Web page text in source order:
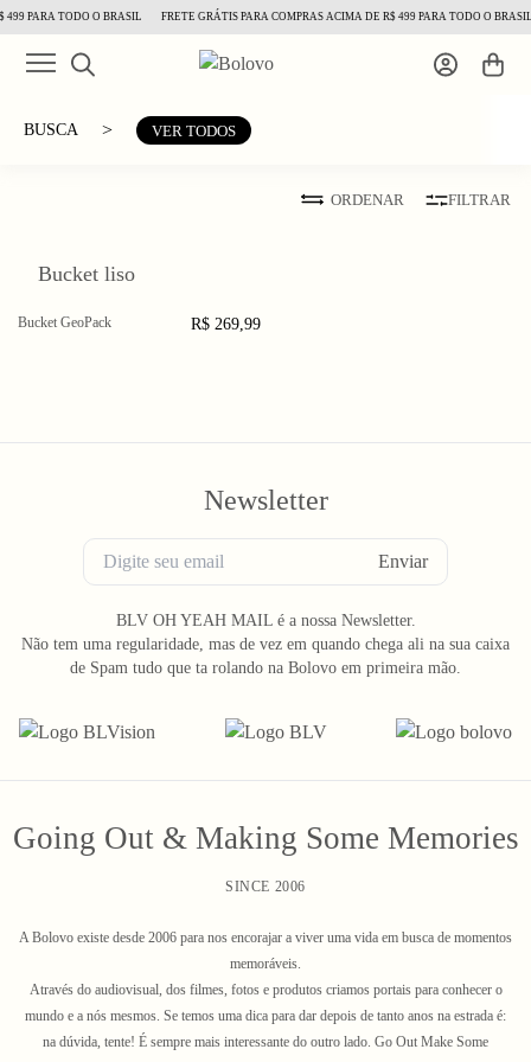
PARA TODO O BRASIL FRETE GRÁTIS PARA COMPRAS ACIMA DE R$ 499 PARA TODO O BRASIL
BUSCA > VER TODOS
ORDENAR FILTRAR
Bucket liso
Bucket GeoPack R$ 269,99
Newsletter
Enviar
BLV OH YEAH MAIL é a nossa Newsletter.
Não tem uma regularidade, mas de vez em quando chega ali na sua caixa
de Spam tudo que ta rolando na Bolovo em primeira mão.
Going Out & Making Some Memories
SINCE 2006
A Bolovo existe desde 2006 para nos encorajar a viver uma vida em busca de momentos
memoráveis.
Através do audiovisual, dos filmes, fotos e produtos criamos portais para conhecer o
mundo e a nós mesmos. Se temos uma dica para dar depois de tanto anos na estrada é:
na dúvida, tente! É sempre mais interessante do outro lado. Go Out Make Some